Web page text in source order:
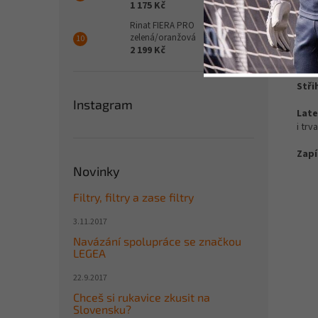
1 175 Kč
Rinat FIERA PRO
zelená/oranžová
2 199 Kč
Instagram
Novinky
Filtry, filtry a zase filtry
3.11.2017
Navázání spolupráce se značkou
LEGEA
22.9.2017
Chceš si rukavice zkusit na
Slovensku?
tělě
i